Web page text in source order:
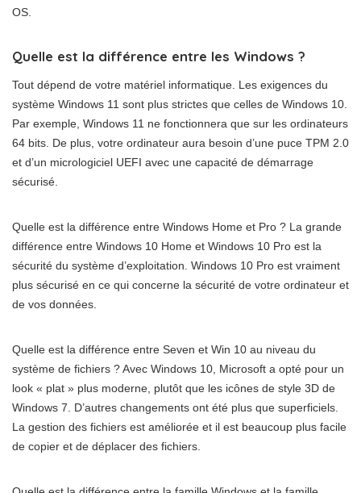
OS.
Quelle est la différence entre les Windows ?
Tout dépend de votre matériel informatique. Les exigences du
système Windows 11 sont plus strictes que celles de Windows 10.
Par exemple, Windows 11 ne fonctionnera que sur les ordinateurs
64 bits. De plus, votre ordinateur aura besoin d’une puce TPM 2.0
et d’un micrologiciel UEFI avec une capacité de démarrage
sécurisé.
Quelle est la différence entre Windows Home et Pro ? La grande
différence entre Windows 10 Home et Windows 10 Pro est la
sécurité du système d’exploitation. Windows 10 Pro est vraiment
plus sécurisé en ce qui concerne la sécurité de votre ordinateur et
de vos données.
Quelle est la différence entre Seven et Win 10 au niveau du
système de fichiers ? Avec Windows 10, Microsoft a opté pour un
look « plat » plus moderne, plutôt que les icônes de style 3D de
Windows 7. D’autres changements ont été plus que superficiels.
La gestion des fichiers est améliorée et il est beaucoup plus facile
de copier et de déplacer des fichiers.